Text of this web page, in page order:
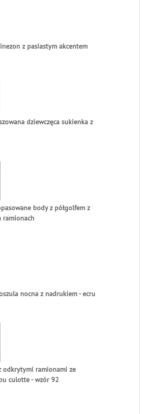
z pasiastym akcentem
dziewczęca sukienka z
body z półgolfem z
ramionach
nocna z nadrukiem - ecru
odkrytymi ramionami ze
culotte - wzór 92